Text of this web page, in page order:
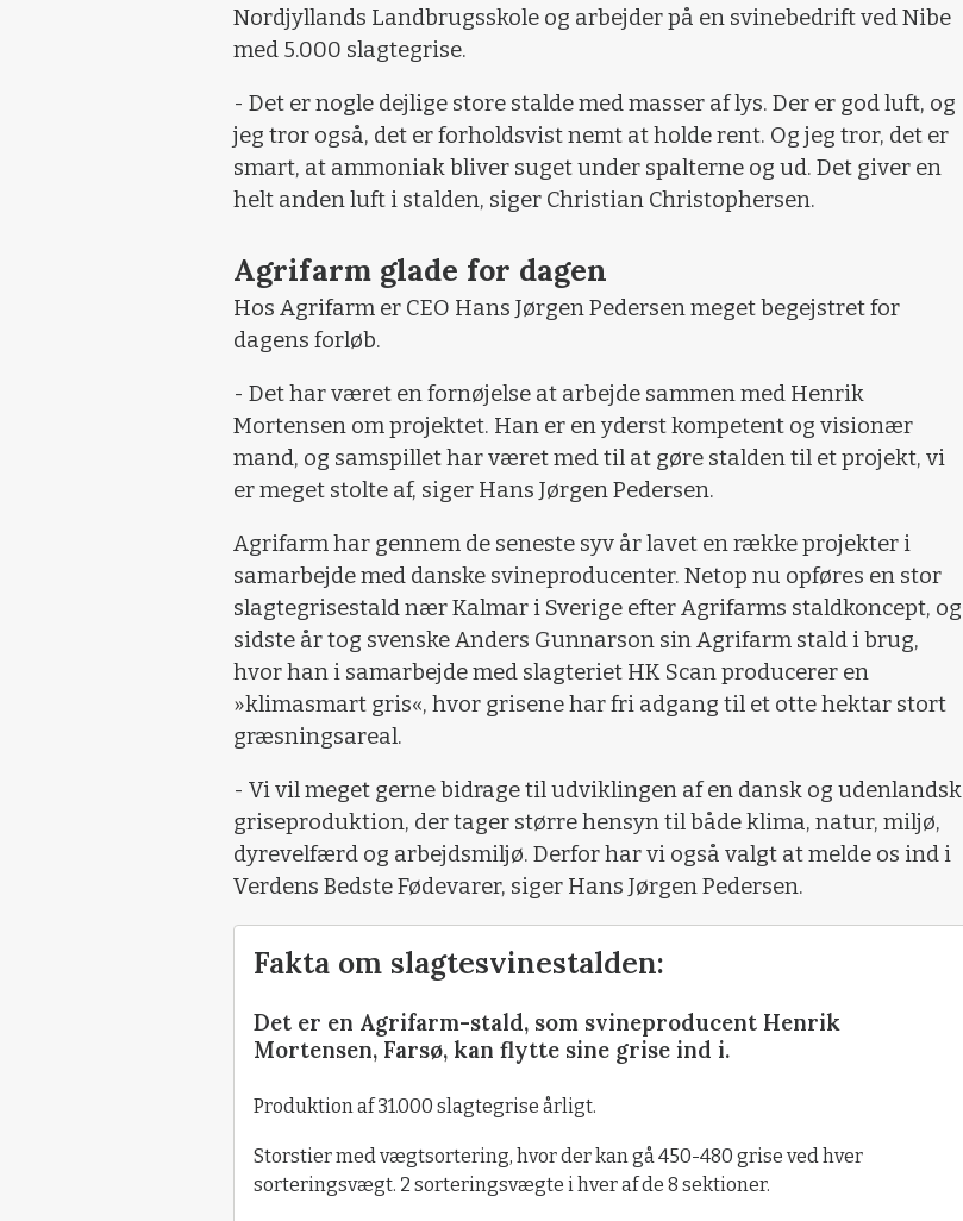
Nordjyllands Landbrugsskole og arbejder på en svinebedrift ved Nibe
med 5.000 slagtegrise.
- Det er nogle dejlige store stalde med masser af lys. Der er god luft, og
jeg tror også, det er forholdsvist nemt at holde rent. Og jeg tror, det er
smart, at ammoniak bliver suget under spalterne og ud. Det giver en
helt anden luft i stalden, siger Christian Christophersen.
Agrifarm glade for dagen
Hos Agrifarm er CEO Hans Jørgen Pedersen meget begejstret for
dagens forløb.
- Det har været en fornøjelse at arbejde sammen med Henrik
Mortensen om projektet. Han er en yderst kompetent og visionær
mand, og samspillet har været med til at gøre stalden til et projekt, vi
er meget stolte af, siger Hans Jørgen Pedersen.
Agrifarm har gennem de seneste syv år lavet en række projekter i
samarbejde med danske svineproducenter. Netop nu opføres en stor
slagtegrisestald nær Kalmar i Sverige efter Agrifarms staldkoncept, og
sidste år tog svenske Anders Gunnarson sin Agrifarm stald i brug,
hvor han i samarbejde med slagteriet HK Scan producerer en
»klimasmart gris«, hvor grisene har fri adgang til et otte hektar stort
græsningsareal.
- Vi vil meget gerne bidrage til udviklingen af en dansk og udenlandsk
griseproduktion, der tager større hensyn til både klima, natur, miljø,
dyrevelfærd og arbejdsmiljø. Derfor har vi også valgt at melde os ind i
Verdens Bedste Fødevarer, siger Hans Jørgen Pedersen.
Fakta om slagtesvinestalden:
Det er en Agrifarm-stald, som svineproducent Henrik
Mortensen, Farsø, kan flytte sine grise ind i.
Produktion af 31.000 slagtegrise årligt.
Storstier med vægtsortering, hvor der kan gå 450-480 grise ved hver
sorteringsvægt. 2 sorteringsvægte i hver af de 8 sektioner.